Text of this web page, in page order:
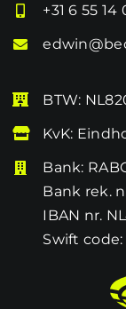
+31 6 55 14
BTW:
KvK:
Bank:
Bank rek.
IBAN nr.
Swift code: